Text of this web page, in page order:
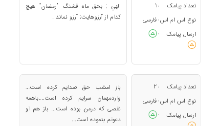
تعداد پیامک :
1
نوع اس ام اس : فارسی
ارسال پیامک
:
الهي ; بحق ماه قشنگ "رمضان" هيچ
كدام از آرزوهايت; آرزو نماند .
تعداد پیامک :
2
نوع اس ام اس : فارسی
ارسال پیامک
:
باز امشب حق صدایم کرده است...
واردمهمان سرایم کرده است....باهمه
نقصی که درمن بوده است... باز هم او
دعوتم بنموده است...